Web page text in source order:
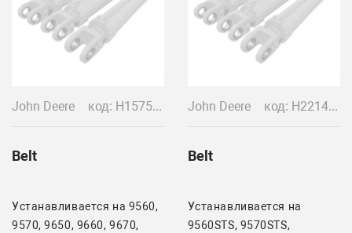
John Deere код: H157514
Belt
Устанавливается на 9560,
9570, 9650, 9660, 9670,
John Deere код: H221498
Belt
Устанавливается на
9560STS, 9570STS,